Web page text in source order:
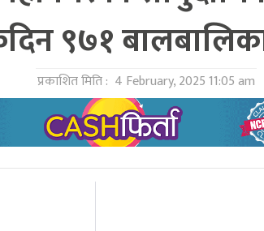
९७१
प्रकाशित मिति : 4 February, 2025 11:05 am